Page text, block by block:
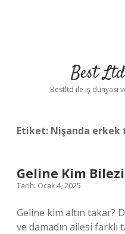
Best
Bestltd ile iş dünyası
Etiket: Nişanda erkek
Geline Kim
Tarih: Ocak 4, 2025
Geline kim altın takar?
ve damadın ailesi farklı